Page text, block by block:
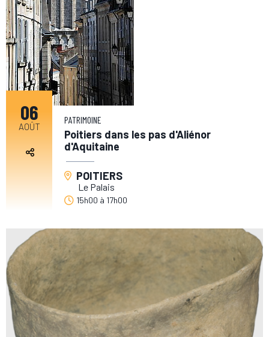
06
AOÛT
PATRIMOINE
Poitiers dans les pas d'Aliénor
d'Aquitaine
POITIERS
Le Palais
15h00 à 17h00